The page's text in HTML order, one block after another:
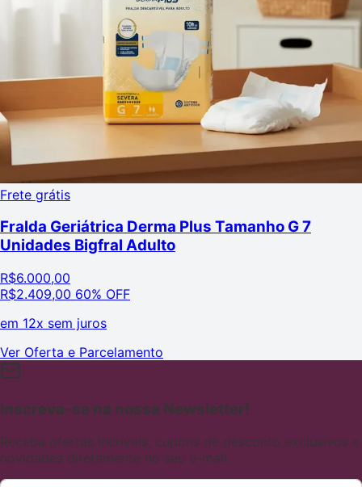
Frete grátis
Fralda Geriátrica Derma Plus Tamanho G 7
Unidades Bigfral Adulto
R$6.000,00
R$2.409,00 60% OFF
em 12x sem juros
Ver Oferta e Parcelamento
Inscreva-se na nossa Newsletter!
Receba ofertas incríveis, cupons de desconto exclusivos e
novidades diretamente no seu e-mail.